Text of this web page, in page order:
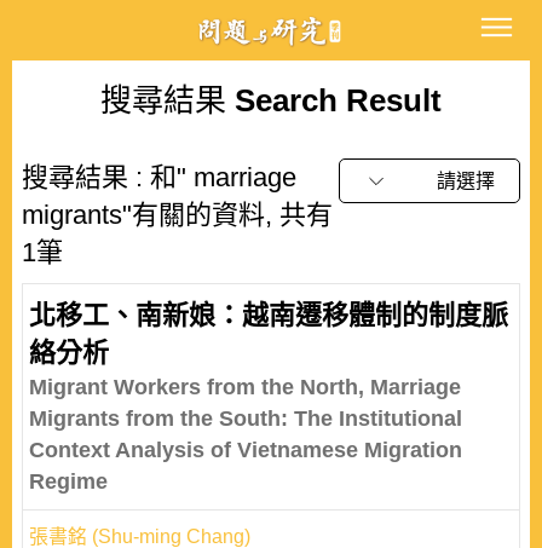
搜尋結果 Search Result
搜尋結果 : 和" marriage
migrants"有關的資料, 共有
1筆
請選擇
北移工、南新娘：越南遷移體制的制度脈
絡分析
Migrant Workers from the North, Marriage
Migrants from the South: The Institutional
Context Analysis of Vietnamese Migration
Regime
張書銘 (Shu-ming Chang)